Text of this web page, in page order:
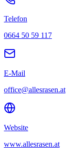
Telefon
0664 50 59 117
E-Mail
office@allesrasen.at
Website
www.allesrasen.at